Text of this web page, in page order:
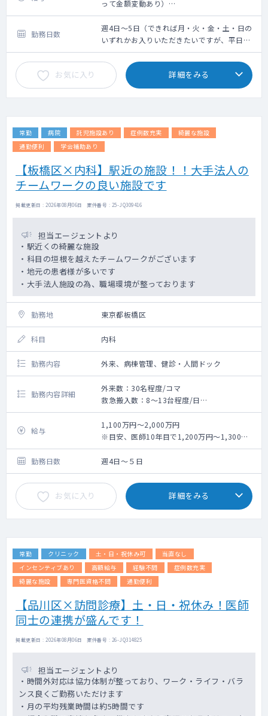
（研修制度有）
※稀に、点滴や採血を依頼する可能性があり
ます（看護師不在時）
※美容外科施術は無いので、未経験の先生で
も安心です
外来数：10～15名/日（自費診療）
発熱外来：なし
カルテ：エムスリーデジカル
主な年齢層：幅広い層の患者様にご縁をいた
って金額変動あり）
※前年度年収考慮有
週4日：1,344万円～
週5日：1,680万円～
勤務日数
週4日～5日（できれば月・火・金・土・日の
いずれかお入りいただきたいですが、平日の
み4日や5日も検討いたします）
お気に入り 詳細をみる
常勤 病院 託児施設あり 症例数充実
綺麗な施設
通勤便利
学会補助あり
【板橋区×内科】駅近の施設！！大手法人の
チームワークの良い施設です
掲載更新日 : 2026年08月06日 案件番号 : 25-JQ309416
担当エージェントより
・駅近くの綺麗な施設
・科目の垣根を越えたチームワークがございます
・地元の患者様が多いです
・大手法人施設の為、職場環境が整っております
勤務地 東京都板橋区
科目 内科
勤務内容 外来、病棟管理、健診・人間ドック
勤務内容詳細
外来数：30名程度/コマ
救急搬入数：8～13台程度/日
診療：
外来（一般内科含）、病棟管理（一般内科
含）、検査、化学療法、輸血、区民健診等
その他：院内行事、委員会、会務等の参加・
活動、法人グループの活動等
勤務時間・休憩時間：
始業・終業時間 月曜～金曜日 9：00～
17：30（休憩1時間）、土曜日9：00～13：
00
勤務日：要相談 ※土曜日午前の勤務可能者
を優遇
身分：勤務が週4.5日かつ週32時間以上を正
規常勤、週4.0日かつ32時間は嘱託常勤とす
る。
給与
1,100万円～2,000万円
※目安、医師10年目で1,200万円～1,300万
円
勤務日数
週4日～５日
お気に入り 詳細をみる
常勤 クリニック 土・日・祝休み可
当直なし
インセンティブあり
高額給与 経験不問
症例数充実
綺麗な施設
専門医資格不問 通勤便利
【品川区×訪問診療】土・日・祝休み！医師
同士の連携が盛んです！
掲載更新日 : 2026年08月06日 案件番号 : 26-JQ314825
担当エージェントより
・時間外対応は協力体制が整っており、ワーク・ライフ・バラ
ンス良くご勤務いただけます
・月の平均残業時間は約5時間です